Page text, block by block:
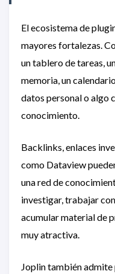
El ecosistema de
mayores fortalezas.
un tablero de tareas,
memoria, un
datos personal o algo
conocimiento.
Backlinks, enlaces
como Dataview
una red de
investigar, trabajar
acumular material de
muy atractiva.
Joplin también admite